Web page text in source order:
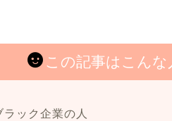
この記事はこんな
ラック企業の人